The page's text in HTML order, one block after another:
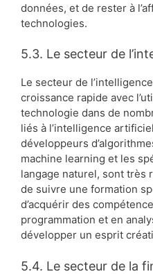
données, et de rester à
technologies.
5.3. Le secteur de
Le secteur de
croissance rapide avec
technologie dans de
liés à l’intelligence
développeurs
machine learning et les
langage naturel, sont très
de suivre une formation
d’acquérir des
programmation et en
développer un esprit
5.4. Le secteur de la